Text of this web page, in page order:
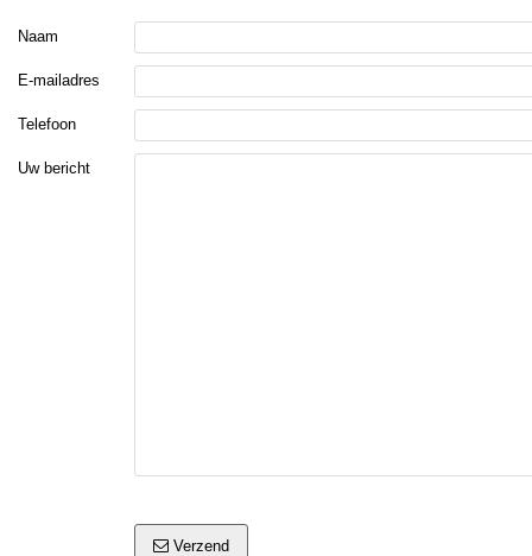
Naam
E-mailadres
Telefoon
Uw bericht
Verzend